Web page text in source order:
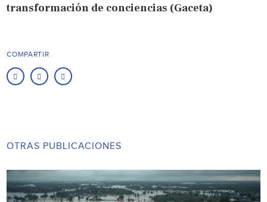
transformación de conciencias (Gaceta)
COMPARTIR
OTRAS PUBLICACIONES